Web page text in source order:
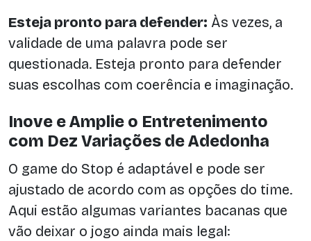
Esteja pronto para defender: Às vezes, a
validade de uma palavra pode ser
questionada. Esteja pronto para defender
suas escolhas com coerência e imaginação.
Inove e Amplie o Entretenimento
com Dez Variações de Adedonha
O game do Stop é adaptável e pode ser
ajustado de acordo com as opções do time.
Aqui estão algumas variantes bacanas que
vão deixar o jogo ainda mais legal: